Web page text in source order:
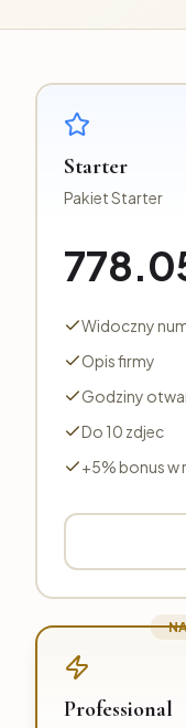
Starter
Pakiet Starter
Widoczny
Opis firmy
Godziny
Do 10 zdjec
+5% bonus w
Professional